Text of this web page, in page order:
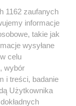
1162 zaufanych
informacje
takie jak
wysyłane
celu
wybór
i treści, badanie
Użytkownika